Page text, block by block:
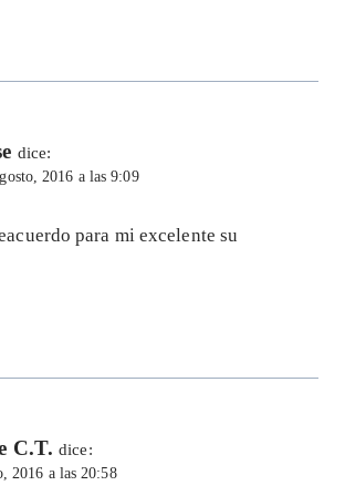
dice:
2016 a las 9:09
para mi excelente su
C.T. dice:
2016 a las 20:58